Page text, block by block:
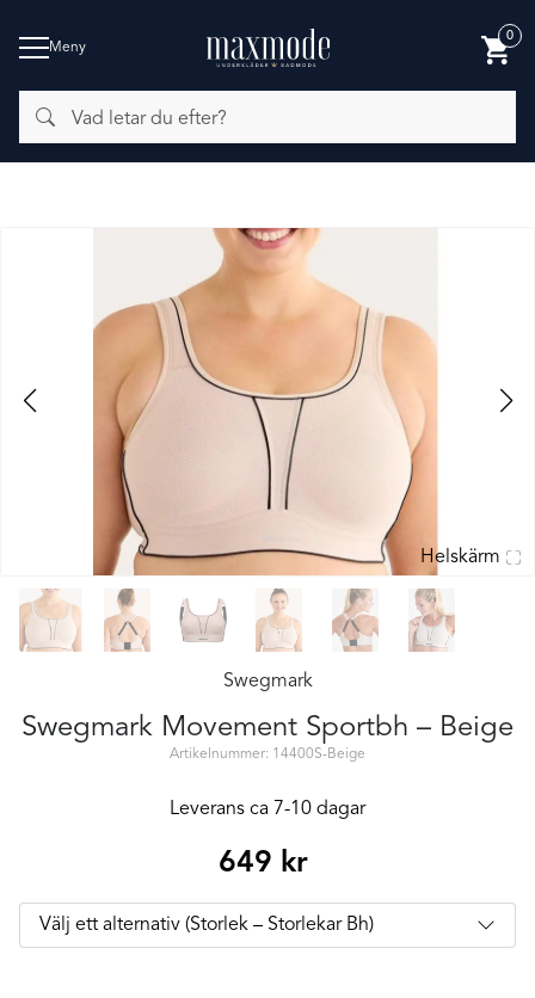
Meny
letar
du
efter?
0
BADMODE
Helskärm
Swegmark
Swegmark Movement Sportbh – Beige
Artikelnummer: 14400S-Beige
Leverans ca 7-10 dagar
649 kr